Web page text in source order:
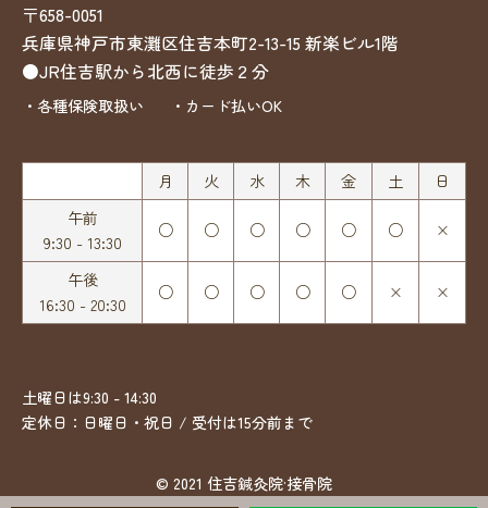
〒658-0051
兵庫県神戸市東灘区住吉本町2-13-15 新楽ビル1階
●JR住吉駅から北西に徒歩２分
・各種保険取扱い ・カード払いOK
月 火 水 木 金 土
日
午前
9:30 - 13:30
○ ○ ○ ○ ○ ○ ×
午後
16:30 - 20:30
○ ○ ○ ○ ○ × ×
土曜日は9:30 - 14:30
定休日：日曜日・祝日 / 受付は15分前まで
© 2021 住吉鍼灸院·接骨院